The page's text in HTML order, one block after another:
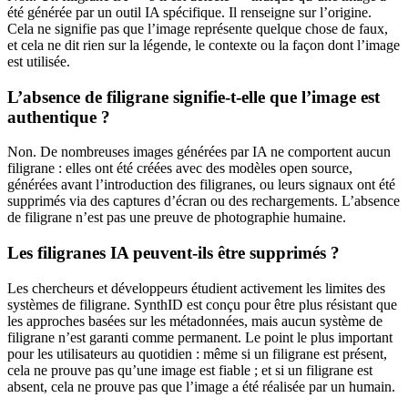
été générée par un outil IA spécifique. Il renseigne sur l’origine.
Cela ne signifie pas que l’image représente quelque chose de faux,
et cela ne dit rien sur la légende, le contexte ou la façon dont l’image
est utilisée.
L’absence de filigrane signifie-t-elle que l’image est
authentique ?
Non. De nombreuses images générées par IA ne comportent aucun
filigrane : elles ont été créées avec des modèles open source,
générées avant l’introduction des filigranes, ou leurs signaux ont été
supprimés via des captures d’écran ou des rechargements. L’absence
de filigrane n’est pas une preuve de photographie humaine.
Les filigranes IA peuvent-ils être supprimés ?
Les chercheurs et développeurs étudient activement les limites des
systèmes de filigrane. SynthID est conçu pour être plus résistant que
les approches basées sur les métadonnées, mais aucun système de
filigrane n’est garanti comme permanent. Le point le plus important
pour les utilisateurs au quotidien : même si un filigrane est présent,
cela ne prouve pas qu’une image est fiable ; et si un filigrane est
absent, cela ne prouve pas que l’image a été réalisée par un humain.